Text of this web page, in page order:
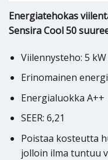
Energiatehokas
Sensira Cool 50
Viilennysteho: 5 kW
Erinomainen
Energialuokka A++
SEER: 6,21
Poistaa kosteutta
jolloin ilma tuntuu